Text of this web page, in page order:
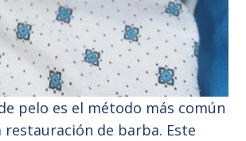
pelo es el método más común
de barba. Este